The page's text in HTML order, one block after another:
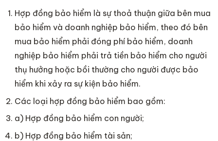
Hợp đồng bảo hiểm là sự thoả thuận giữa bên mua
bảo hiểm và doanh nghiệp bảo hiểm, theo đó bên
mua bảo hiểm phải đóng phí bảo hiểm, doanh
nghiệp bảo hiểm phải trả tiền bảo hiểm cho người
thụ hưởng hoặc bồi thường cho người được bảo
hiểm khi xảy ra sự kiện bảo hiểm.
Các loại hợp đồng bảo hiểm bao gồm:
a) Hợp đồng bảo hiểm con người;
b) Hợp đồng bảo hiểm tài sản;